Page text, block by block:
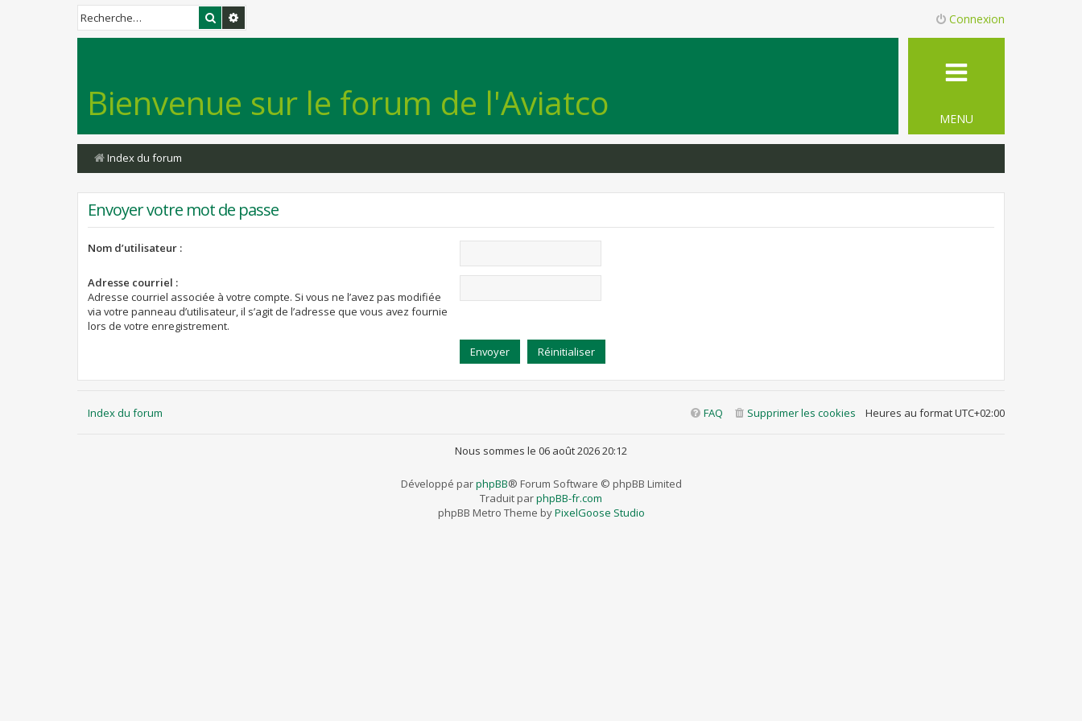
Rechercher Connexion
Bienvenue sur le forum de l'Aviatco MENU
Index du forum
Envoyer votre mot de passe
Nom d’utilisateur :
Adresse courriel :
Adresse courriel associée à votre compte. Si vous ne l’avez pas modifiée
via votre panneau d’utilisateur, il s’agit de l’adresse que vous avez fournie
lors de votre enregistrement.
Index du forum Heures au formatUTC+02:00
Supprimer les cookies
FAQ
Nous sommes le 06 août 2026 20:12
Développé parphpBB® Forum Software © phpBB Limited
Traduit parphpBB-fr.com
phpBB Metro Theme byPixelGoose Studio